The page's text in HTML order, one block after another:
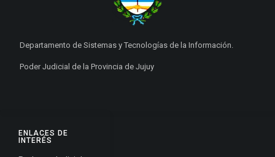
ENLACES DE
INTERÉS
Departamento de Sistemas y Tecnologías de la Información.
Poder Judicial de la Provincia de Jujuy